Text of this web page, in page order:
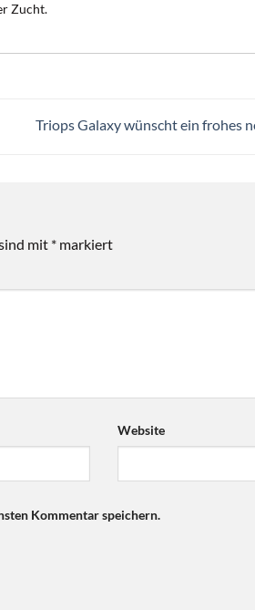
Zucht.
Triops Galaxy wünscht ein frohes
mit * markiert
Website
Kommentar speichern.